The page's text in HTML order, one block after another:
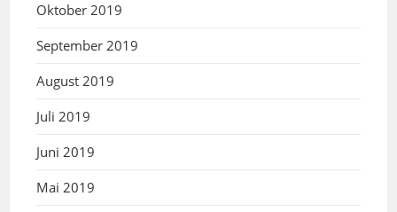
Oktober 2019
September 2019
August 2019
Juli 2019
Juni 2019
Mai 2019